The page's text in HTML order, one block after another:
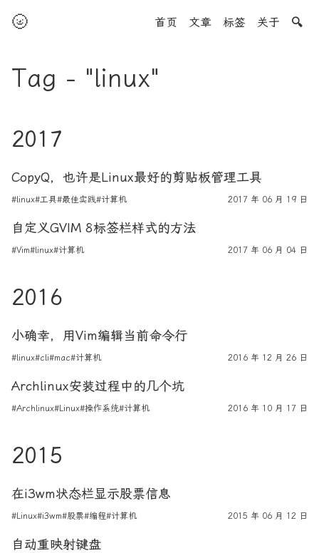
🌝 首页 文章 标签 关于 🔍
Tag - "linux"
2017
CopyQ，也许是Linux最好的剪贴板管理工具
#linux#工具#最佳实践#计算机 2017 年 06 月 19 日
自定义GVIM 8标签栏样式的方法
#Vim#linux#计算机 2017 年 06 月 04 日
2016
小确幸，用Vim编辑当前命令行
#linux#cli#mac#计算机 2016 年 12 月 26 日
Archlinux安装过程中的几个坑
#Archlinux#Linux#操作系统#计算机 2016 年 10 月 17 日
2015
在i3wm状态栏显示股票信息
#Linux#i3wm#股票#编程#计算机 2015 年 06 月 12 日
自动重映射键盘